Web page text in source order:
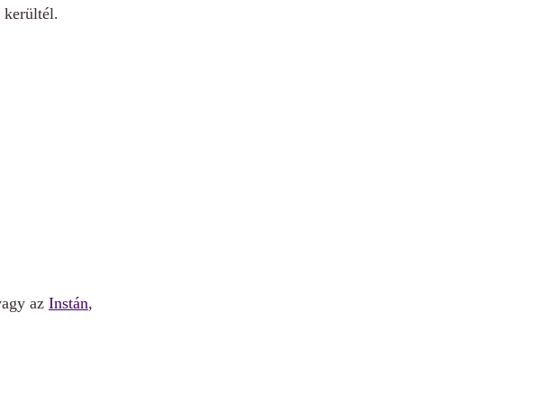
kerültél.
az Instán,